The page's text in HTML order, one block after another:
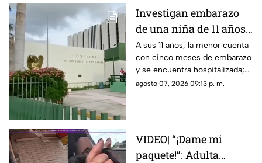
Investigan embarazo
de una niña de 11 años;
Nohemí quedó
internada con cinco
meses de gestación
A sus 11 años, la menor cuenta
con cinco meses de embarazo
y se encuentra hospitalizada;
autoridades investigan el caso
agosto 07, 2026 09:13 p. m.
VIDEO| “¡Dame mi
paquete!”: Adulta